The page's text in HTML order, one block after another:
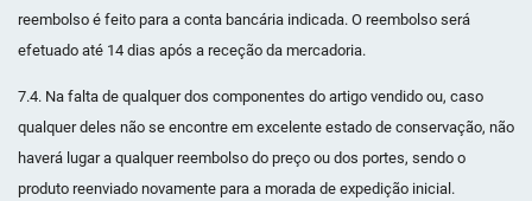
reembolso é feito para a conta bancária indicada. O reembolso será
efetuado até 14 dias após a receção da mercadoria.
7.4. Na falta de qualquer dos componentes do artigo vendido ou, caso
qualquer deles não se encontre em excelente estado de conservação, não
haverá lugar a qualquer reembolso do preço ou dos portes, sendo o
produto reenviado novamente para a morada de expedição inicial.